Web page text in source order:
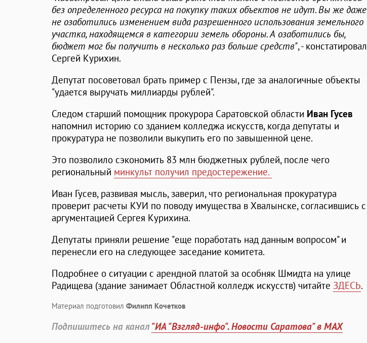
без определенного ресурса на покупку таких объектов не идут. Вы же даже
не озаботились изменением вида разрешенного использования земельного
участка, находящемся в категории земель обороны. А озаботились бы,
бюджет мог бы получить в несколько раз больше средств", - констатировал
Сергей Курихин.
Депутат посоветовал брать пример с Пензы, где за аналогичные объекты
"удается выручать миллиарды рублей".
Следом старший помощник прокурора Саратовской области Иван Гусев
напомнил историю со зданием колледжа искусств, когда депутаты и
прокуратура не позволили выкупить его по завышенной цене.
Это позволило сэкономить 83 млн бюджетных рублей, после чего
региональный минкульт получил предостережение.
Иван Гусев, развивая мысль, заверил, что региональная прокуратура
проверит расчеты КУИ по поводу имущества в Хвалынске, согласившись с
аргументацией Сергея Курихина.
Депутаты приняли решение "еще поработать над данным вопросом" и
перенесли его на следующее заседание комитета.
Подробнее о ситуации с арендной платой за особняк Шмидта на улице
Радищева (здание занимает Областной колледж искусств) читайте ЗДЕСЬ.
Материал подготовил Филипп Кочетков
Подпишитесь на канал"ИА "Взгляд-инфо". Новости Саратова" в MAX